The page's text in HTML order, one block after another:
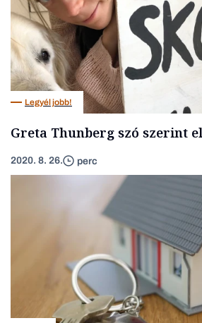
Legyél jobb!
Greta Thunberg szó szerint
2020. 8. 26. perc